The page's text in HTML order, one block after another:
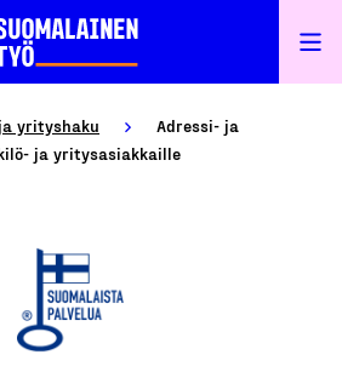
yrityshaku
Adressi- ja
ja yritysasiakkaille